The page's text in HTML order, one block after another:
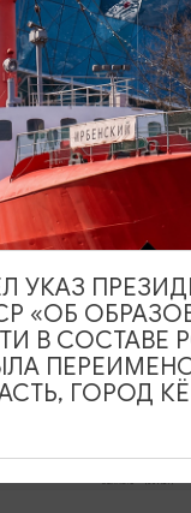
УКАЗ
«ОБ
В СОСТАВЕ
ГОРОД